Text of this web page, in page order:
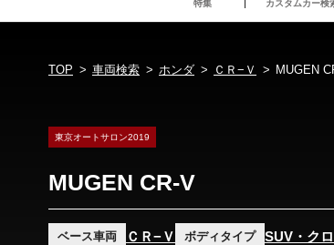
特集 カスタムカー検
TOP 車両検索 ホンダ ＣＲ−Ｖ MUGEN
東京オートサロン2019
MUGEN CR-V
ベース車両 ＣＲ−Ｖ ボディタイプ SUV・ク